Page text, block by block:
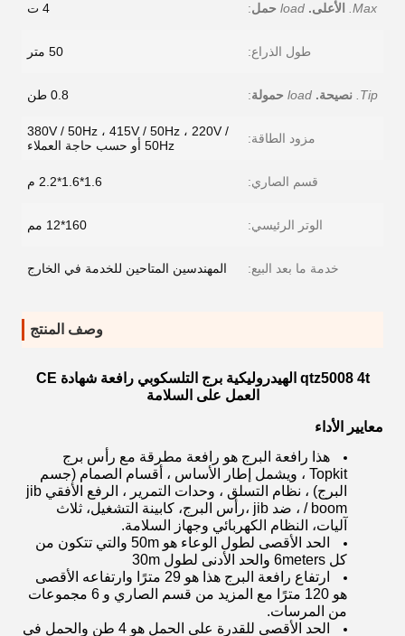
Max. الأعلى. load حمل: 4 ت
طول الذراع: 50 متر
Tip. نصيحة. load حمولة: 0.8 طن
مزود الطاقة:
380V / 50Hz ، 415V / 50Hz ، 220V /
50Hz أو حسب حاجة العملاء
قسم الصاري: 1.6*1.6*2.2 م
الوتر الرئيسي: 160*12 مم
خدمة ما بعد البيع: المهندسين المتاحين للخدمة في الخارج
وصف المنتج
qtz5008 4t الهيدروليكية برج التلسكوبي رافعة شهادة CE
العمل على السلامة
معايير الأداء
هذا رافعة البرج هو رافعة مطرقة مع رأس برج
Topkit ، ويشمل إطار الأساس ، أقسام الصمام (جسم
البرج) ، نظام التسلق ، وحدات التمرير ، الرفع الأفقي jib
/ boom ، ضد jib ،رأس البرج، كابينة التشغيل، ثلاث
آليات، النظام الكهربائي وجهاز السلامة.
الحد الأقصى لطول الوعاء هو 50m والتي تتكون من
كل 6meters والحد الأدنى لطول 30m
ارتفاع رافعة البرج هذا هو 29 مترًا وارتفاعه الأقصى
هو 120 مترًا مع المزيد من قسم الصاري و 6 مجموعات
من المرسات.
الحد الأقصى للقدرة على الحمل هو 4 طن والحمل في